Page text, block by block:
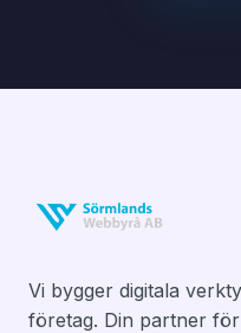
Vi bygger digitala
företag. Din partner